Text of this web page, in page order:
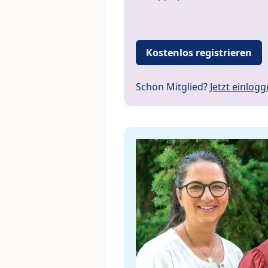
Kostenlos registrieren
Schon Mitglied? Jetzt